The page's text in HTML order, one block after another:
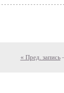
« Пред. запись